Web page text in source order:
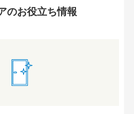
のお役立ち情報